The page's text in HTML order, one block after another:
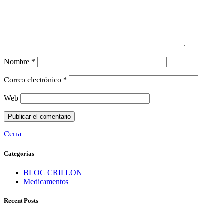
Nombre *
Correo electrónico *
Web
Cerrar
Categorias
BLOG CRILLON
Medicamentos
Recent Posts